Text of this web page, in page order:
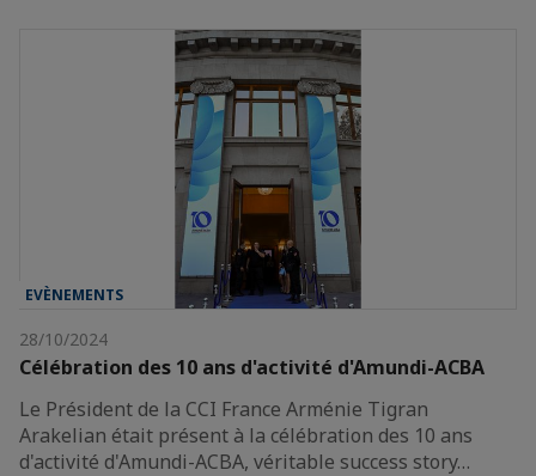
EVÈNEMENTS
28/10/2024
Célébration des 10 ans d'activité d'Amundi-ACBA
Le Président de la CCI France Arménie Tigran
Arakelian était présent à la célébration des 10 ans
d'activité d'Amundi-ACBA, véritable success story…